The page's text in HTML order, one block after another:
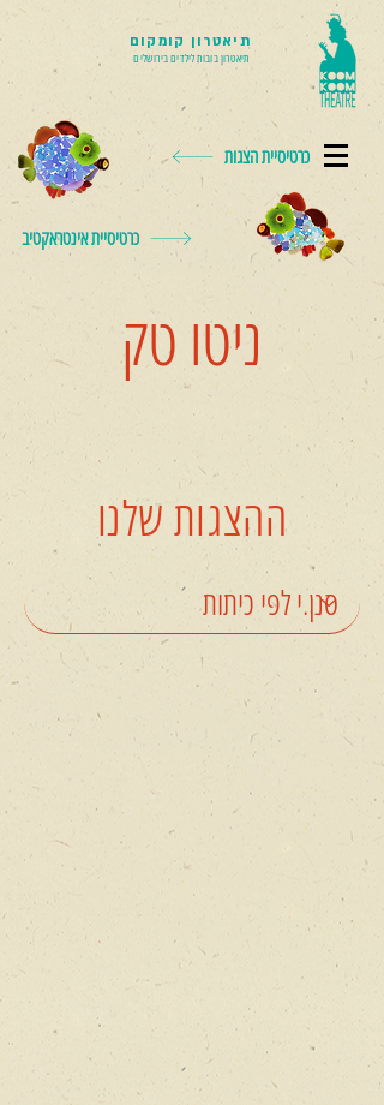
תיאטרון קומקום
תיאטרון בובות לילדים בירושלים
כרטיסיית הצגות
כרטיסיית אינטראקטיב
ניטו טק
ההצגות שלנו
SOS
בין